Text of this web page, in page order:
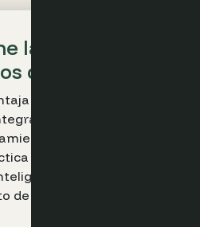
la estrategia
de su hotel
competitiva con la
de Optimand.
intuitivas e
le permiten tomar
e impulsar el
de los ingresos.